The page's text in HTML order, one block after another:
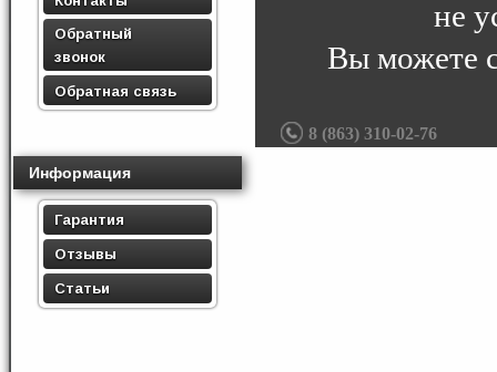
Обратный
звонок
Обратная связь
Информация
Гарантия
Отзывы
Статьи
не
Вы можете
8 (863) 310-02-76